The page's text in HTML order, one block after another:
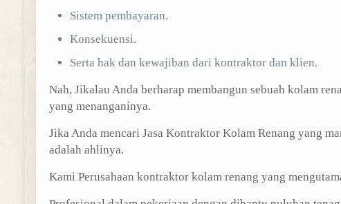
Sistem pembayaran.
Konsekuensi.
Serta hak dan kewajiban dari kontraktor dan klien.
Nah, Jikalau Anda berharap membangun sebuah kolam
yang menanganinya.
Jika Anda mencari Jasa Kontraktor Kolam Renang yang
adalah ahlinya.
Kami Perusahaan kontraktor kolam renang yang